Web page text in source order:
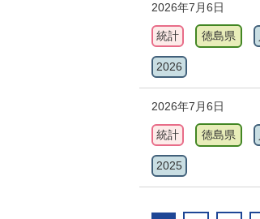
2026年7月6日
統計 徳島県
2026
2026年7月6日
統計 徳島県
2025